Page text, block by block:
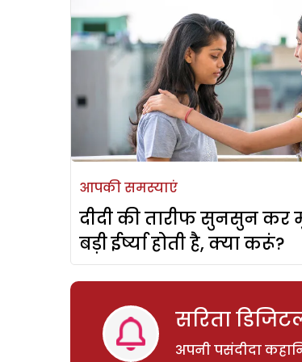
आपकी समस्याएं
दीदी की तारीफ सुनसुन कर
बड़ी ईर्ष्या होती है, क्या करूं?
सरिता
अपनी पसंदीदा